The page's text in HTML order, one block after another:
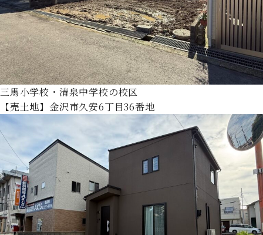
三馬小学校・清泉中学校の校区
【売土地】金沢市久安6丁目36番地